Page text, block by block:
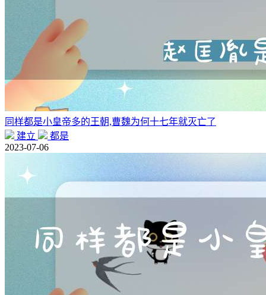
同样都是小皇帝多的王朝,曹魏为何十七年就灭亡了
建立
都是
2023-07-06